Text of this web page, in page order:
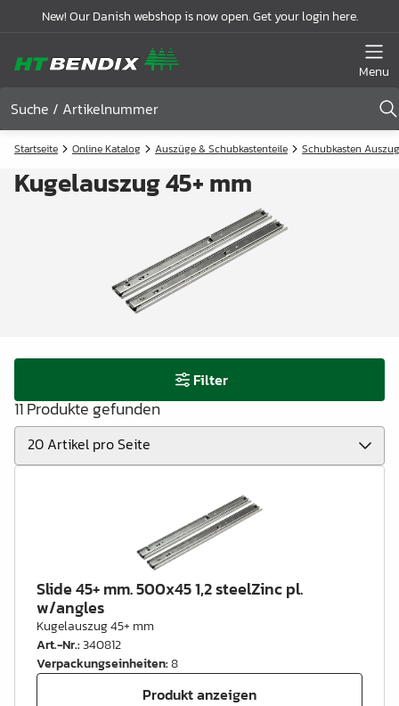
New! Our Danish webshop is now open. Get your login here.
Menu
Startseite Online Katalog Auszüge & Schubkastenteile Schubkasten Auszug
Kugelauszug 45+ mm
Filter
11 Produkte gefunden
Slide 45+ mm. 500x45 1,2 steelZinc pl.
w/angles
Kugelauszug 45+ mm
Art.-Nr.:340812
Verpackungseinheiten:8
Produkt anzeigen